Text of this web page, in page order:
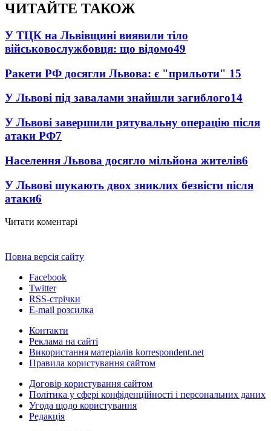
ЧИТАЙТЕ ТАКОЖ
У ТЦК на Львівщині виявили тіло
військовослужбовця: що відомо49
Ракети РФ досягли Львова: є "прильоти" 15
У Львові під завалами знайшли загиблого14
У Львові завершили рятувальну операцію після
атаки РФ7
Населення Львова досягло мільйона жителів6
У Львові шукають двох зниклих безвісти після
атаки6
Читати коментарі
Повна версія сайту
Facebook
Twitter
RSS-стрічки
E-mail розсилка
Контакти
Реклама на сайті
Використання матеріалів korrespondent.net
Правила користування сайтом
Договір користування сайтом
Політика у сфері конфіденційності і персональних даних
Угода щодо користування
Редакція